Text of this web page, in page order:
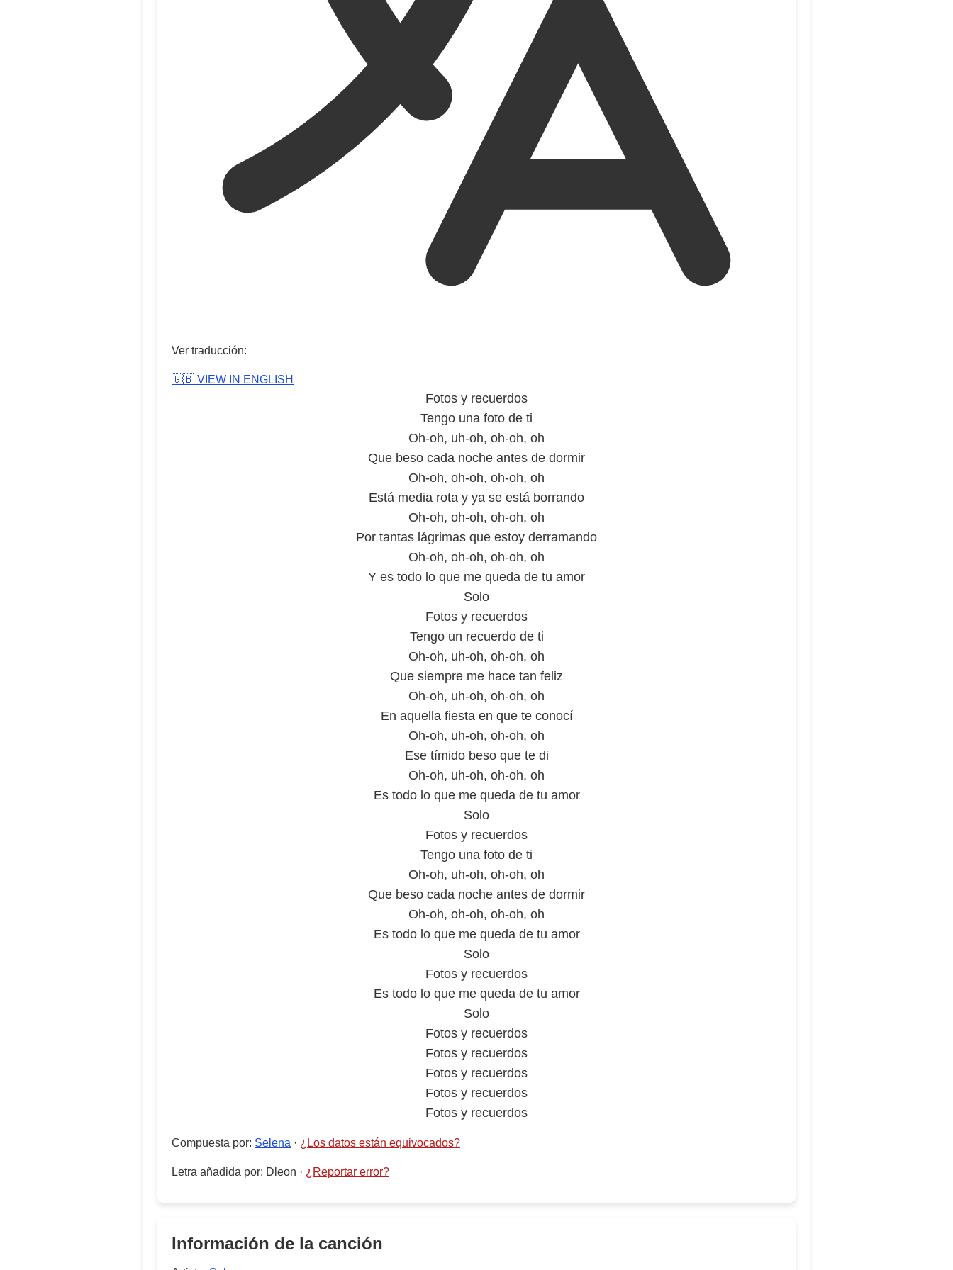
Ver traducción:
🇬🇧 VIEW IN ENGLISH
Fotos y recuerdos
Tengo una foto de ti
Oh-oh, uh-oh, oh-oh, oh
Que beso cada noche antes de dormir
Oh-oh, oh-oh, oh-oh, oh
Está media rota y ya se está borrando
Oh-oh, oh-oh, oh-oh, oh
Por tantas lágrimas que estoy derramando
Oh-oh, oh-oh, oh-oh, oh
Y es todo lo que me queda de tu amor
Solo
Fotos y recuerdos
Tengo un recuerdo de ti
Oh-oh, uh-oh, oh-oh, oh
Que siempre me hace tan feliz
Oh-oh, uh-oh, oh-oh, oh
En aquella fiesta en que te conocí
Oh-oh, uh-oh, oh-oh, oh
Ese tímido beso que te di
Oh-oh, uh-oh, oh-oh, oh
Es todo lo que me queda de tu amor
Solo
Fotos y recuerdos
Tengo una foto de ti
Oh-oh, uh-oh, oh-oh, oh
Que beso cada noche antes de dormir
Oh-oh, oh-oh, oh-oh, oh
Es todo lo que me queda de tu amor
Solo
Fotos y recuerdos
Es todo lo que me queda de tu amor
Solo
Fotos y recuerdos
Fotos y recuerdos
Fotos y recuerdos
Fotos y recuerdos
Fotos y recuerdos
Compuesta por: Selena · ¿Los datos están equivocados?
Letra añadida por: Dleon · ¿Reportar error?
Información de la canción